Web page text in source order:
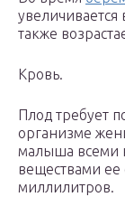
увеличивается
также
Кровь.
Плод требует
организме
малыша всеми
веществами ее
миллилитров.